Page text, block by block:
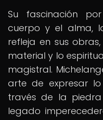
Su fascinación
cuerpo y el alma,
refleja en sus
material y lo
magistral.
arte de expresar
través de la
legado